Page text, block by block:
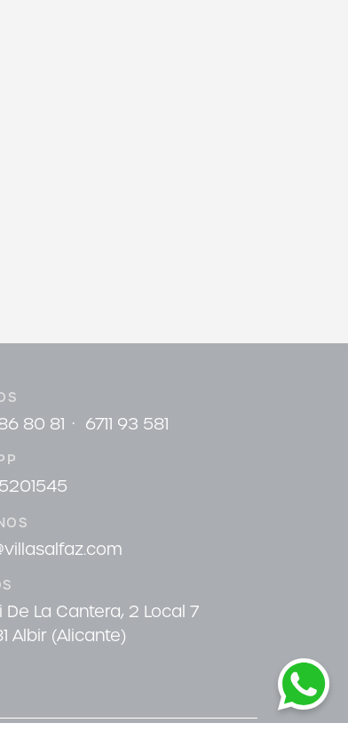
80 81 · 6711 93 581
De La Cantera, 2 Local 7
Albir (Alicante)